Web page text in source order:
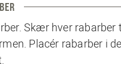
Skær hver rabarber
Placér rabarber i